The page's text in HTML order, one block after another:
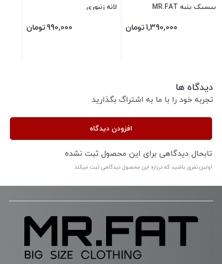
بیسیک پنبه MR.FAT
1,390,000تومان
لانه زنبوری
990,000تومان
دیدگاه ها
تجربه خود را با ما به اشتراگ بگذارید
افزودن دیدگاه
تابحال دیدگاهی برای این محصول ثبت نشده
اولین نفری باشید که درباره این محصول دیدگاهی ثبت میکند